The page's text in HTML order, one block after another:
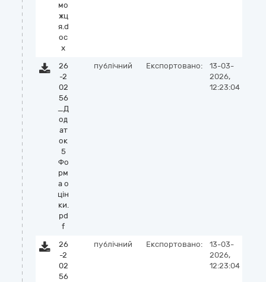
мо
жц
я.d
oc
x
26
-2
02
56
_Д
од
ат
ок
5
Фо
рм
а о
цін
ки.
pd
f
публічний Експортовано:
13-03-
2026,
12:23:04
26
-2
02
56
публічний Експортовано:
13-03-
2026,
12:23:04